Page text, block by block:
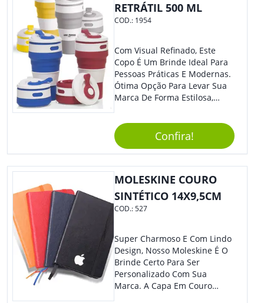
RETRÁTIL 500 ML
COD.: 1954
Com Visual Refinado, Este
Copo É Um Brinde Ideal Para
Pessoas Práticas E Modernas.
Ótima Opção Para Levar Sua
Marca De Forma Estilosa,
Empresa Em Eventos,
Reuniões Corporativas Ou Até
Mesmo Para Presentear
Colaboradores.
Confira!
MOLESKINE COURO
SINTÉTICO 14X9,5CM
COD.:527
Super Charmoso E Com Lindo
Design, Nosso Moleskine É O
Brinde Certo Para Ser
Personalizado Com Sua
Marca. A Capa Em Couro